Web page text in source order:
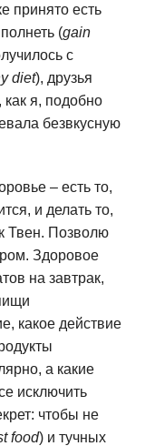
принято есть
(gain
с
diet), друзья
я, подобно
безвкусную
– есть то,
и делать то,
Твен. Позволю
Здоровое
на завтрак,
какое действие
а какие
исключить
чтобы не
food) и тучных